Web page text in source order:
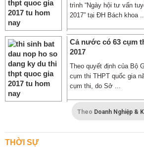
trình “Ngày hội tư vấn
2017” tại ĐH Bách khoa
Cả nước có 63 cụm
2017
Theo quyết định của Bộ
cụm thi THPT quốc gia
cụm thi, do Sở ...
Theo Doanh Nghiệp &
THỜI SỰ